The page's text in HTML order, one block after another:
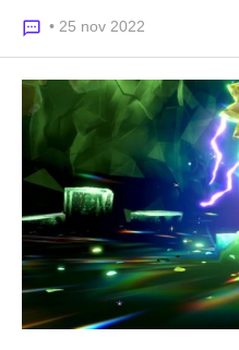
• 25 nov 2022